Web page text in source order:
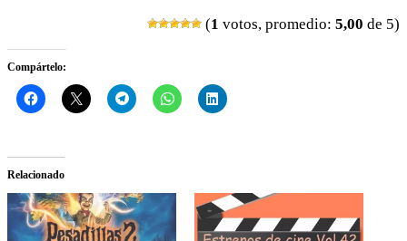
(1 votos, promedio: 5,00 de 5)
Compártelo:
Relacionado